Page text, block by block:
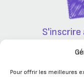
Pour offrir les meilleures